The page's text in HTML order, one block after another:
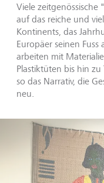
Viele zeitgenössische
auf das reiche und
Kontinents, das
Europäer seinen
arbeiten mit
Plastiktüten bis hin
so das Narrativ, die
neu.